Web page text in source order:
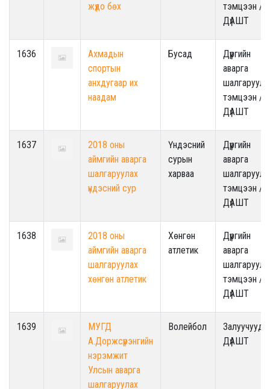
жүдо бөх
тэмцээн /
ДүАШТ
1636
Ахмадын
спортын
анхдугаар их
наадам
Бусад
Дүүргийн
аварга
тэмцээн /
ДүАШТ
1637
2018 оны
аймгийн аварга
шалгаруулах
үндэсний сур
Үндэсний
сурын
харваа
Дүүргийн
аварга
тэмцээн /
ДүАШТ
1638
2018 оны
аймгийн аварга
шалгаруулах
хөнгөн атлетик
Хөнгөн
атлетик
Дүүргийн
аварга
тэмцээн /
ДүАШТ
1639
МУГД
А.Доржсүрэнгийн
нэрэмжит
Улсын аварга
шалгаруулах
Волейбол
ДүАШТ